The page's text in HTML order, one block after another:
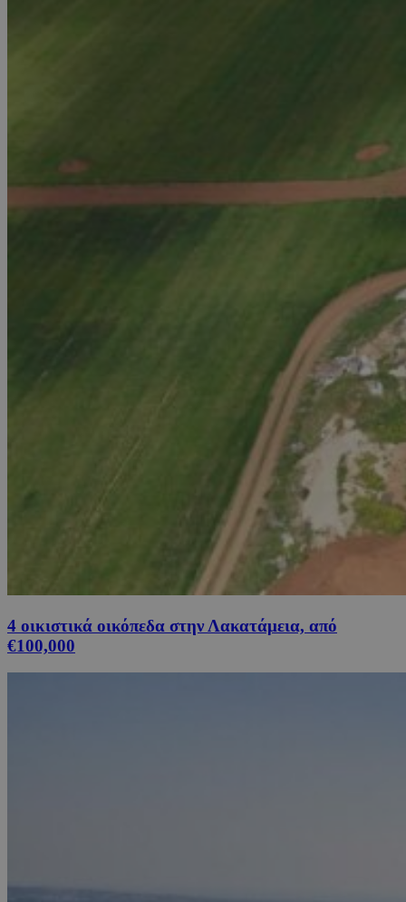
4 οικιστικά οικόπεδα στην Λακατάμεια, από
€100,000